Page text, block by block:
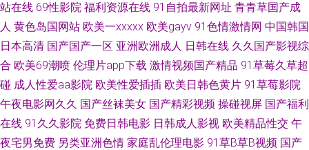
级 91社一区二区 草美女bb 豆花日韩成人社区 九九爱热 蜜臀官网 色午夜影
院啪啪 亚洲色图五月激情 91九色夫妻绿帽 www超 岛国成人网 九一色色 青
娱乐盛视久久 少妇AV影院 影音先锋欧美四级 AV天堂成人网 国产操美女 激情
五月社区 男人的天堂阴色网 日韩两性网 影音先锋丁香四月 91新地址 成人91
站在线 69性影院 福利资源在线 91自拍最新网址 青青草国产成
人 黄色岛国网站 欧美一xxxxx 欧美gayv 91色情激情网 中国韩国
日本高清 国产国产一区 亚洲欧洲成人 日韩在线 久久国产影视综
合 欧美69潮喷 伦理片app下载 激情视频国产精品 91草莓久草超
碰 成人性爱aa影院 欧美性爱插插 欧美日韩色黄片 91草莓影院
午夜电影网久久 国产丝袜美女 国产精彩视频 操碰视屏 国产福利
在线 91久久影院 免费日韩电影 日韩成人影视 欧美精品性交 午
夜宅男免费 另类亚洲色情 家庭乱伦理电影 91草B草B视频 国产